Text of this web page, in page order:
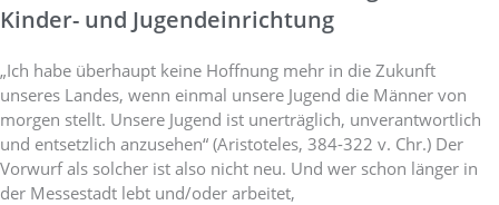
Kinder- und Jugendeinrichtung
„Ich habe überhaupt keine Hoffnung mehr in die Zukunft
unseres Landes, wenn einmal unsere Jugend die Männer von
morgen stellt. Unsere Jugend ist unerträglich, unverantwortlich
und entsetzlich anzusehen“ (Aristoteles, 384-322 v. Chr.) Der
Vorwurf als solcher ist also nicht neu. Und wer schon länger in
der Messestadt lebt und/oder arbeitet,